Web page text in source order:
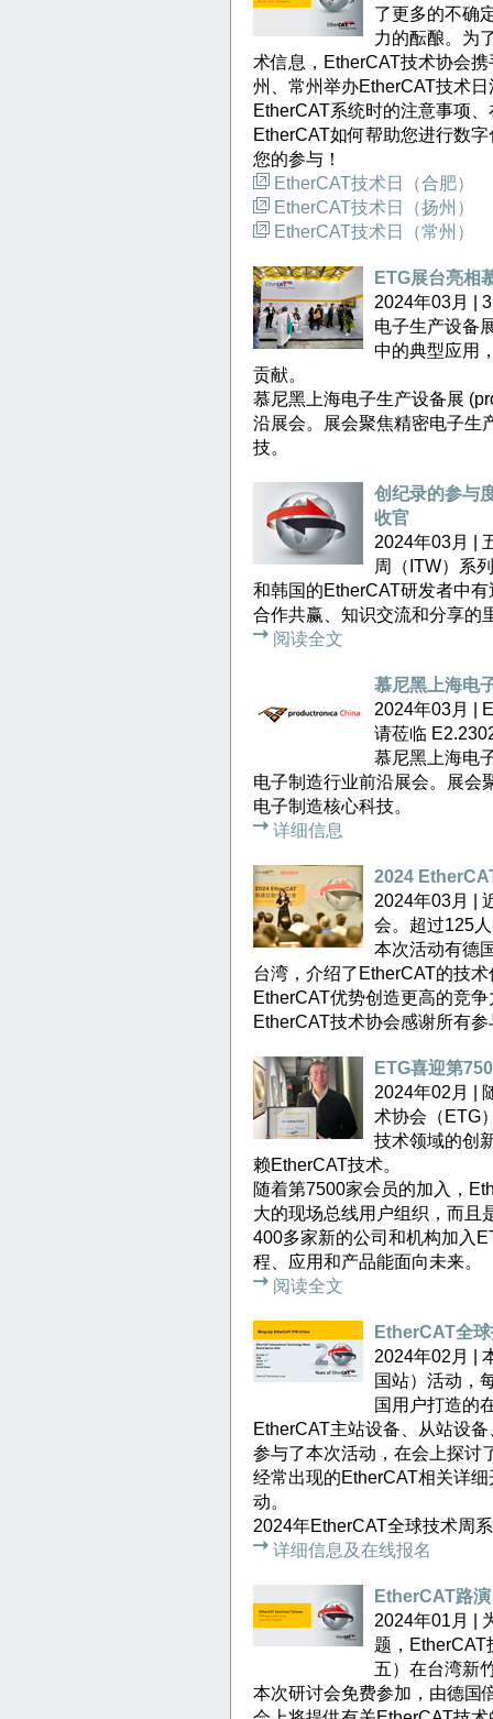
了更多的不确
力的酝酿。为
术信息，EtherCAT技术协会
州、常州举办EtherCAT技术
EtherCAT系统时的注意事项
EtherCAT如何帮助您进行数
您的参与！
EtherCAT技术日（合肥）
EtherCAT技术日（扬州）
EtherCAT技术日（常州）
ETG展台亮相
2024年03月 |
电子生产设备
中的典型应用
贡献。
慕尼黑上海电子生产设备展
沿展会。展会聚焦精密电子生
技。
创纪录的参与
收官
2024年03月 |
周（ITW）系
和韩国的EtherCAT研发者中
合作共赢、知识交流和分享的
阅读全文
慕尼黑上海电
2024年03月 |
请莅临
慕尼黑上海电
电子制造行业前沿展会。展会
电子制造核心科技。
详细信息
2024
2024年03月 |
会。超过125
本次活动有德
台湾，介绍了EtherCAT的技
EtherCAT优势创造更高的竞
EtherCAT技术协会感谢所有
ETG喜迎第
2024年02月 |
术协会（ETG
技术领域的创
赖EtherCAT技术。
随着第7500家会员的加入，
大的现场总线用户组织，而且
400多家新的公司和机构加入
程、应用和产品能面向未来。
阅读全文
EtherCAT全
2024年02月 |
国站）活动，
国用户打造的
EtherCAT主站设备、从站设
参与了本次活动，在会上探讨
经常出现的EtherCAT相关详
动。
2024年EtherCAT全球技术周
详细信息及在线报名
EtherCAT路
2024年01月 |
题，EtherCAT
五）在台湾新
本次研讨会免费参加，由德国